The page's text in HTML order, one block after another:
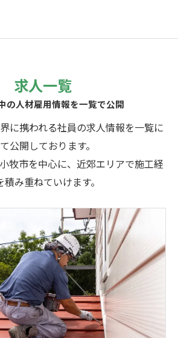
の人材雇用情報を一覧で公開
求人一覧
に携われる社員の求人情報を一覧に
公開しております。
牧市を中心に、近郊エリアで施工経
積み重ねていけます。